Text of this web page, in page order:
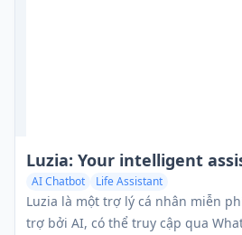
Luzia: Your intelligent
AI Chatbot Life Assistant
Luzia là một trợ lý cá nhân miễn
trợ bởi AI, có thể truy cập qua